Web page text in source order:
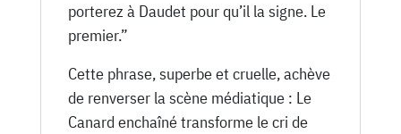
porterez à Daudet pour qu’il la signe. Le
premier.”
Cette phrase, superbe et cruelle, achève
de renverser la scène médiatique : Le
Canard enchaîné transforme le cri de